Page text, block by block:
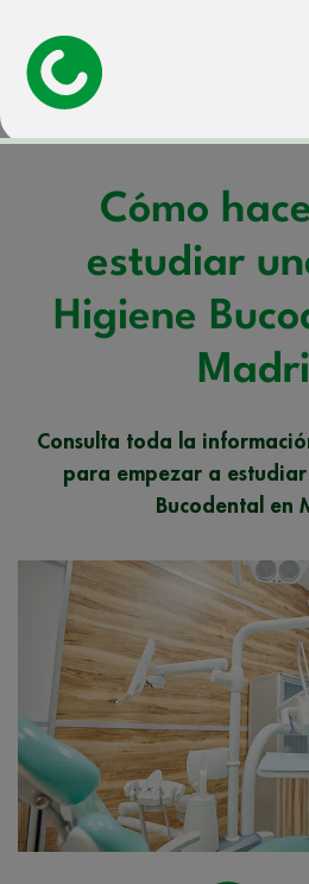
Portada»
Cómo
estudiar
Higiene
Consulta toda la
para empezar a estudiar
Bucodental en